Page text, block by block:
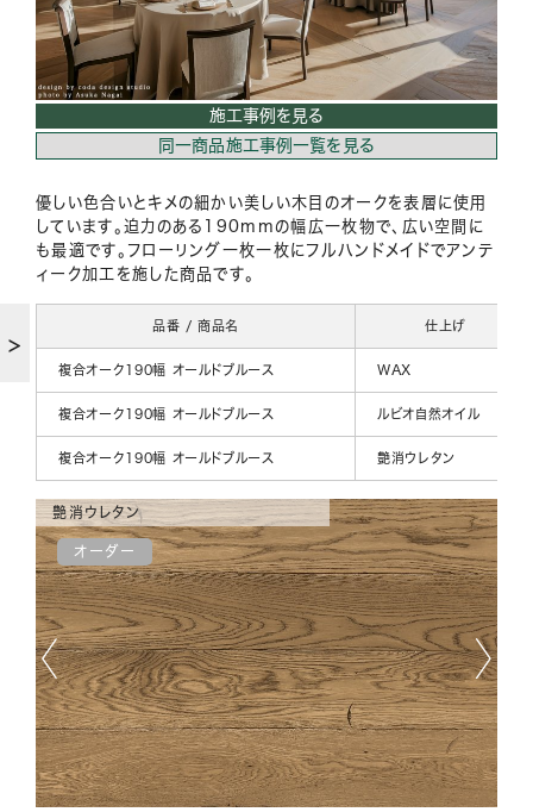
施工事例を見る
同一商品施工事例一覧を見る
優しい色合いとキメの細かい美しい木目のオークを表層に使用
しています。迫力のある190mmの幅広一枚物で、広い空間に
も最適です。フローリング一枚一枚にフルハンドメイドでアンテ
ィーク加工を施した商品です。
品番 / 商品名 仕上げ
複合オーク190幅 オールドブルース WAX
複合オーク190幅 オールドブルース ルビオ自然オイル
複合オーク190幅 オールドブルース 艶消ウレタン
艶消ウレタン
オーダー